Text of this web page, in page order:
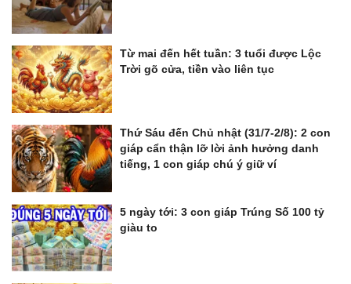
Từ mai đến hết tuần: 3 tuổi được Lộc
Trời gõ cửa, tiền vào liên tục
Thứ Sáu đến Chủ nhật (31/7-2/8): 2 con
giáp cẩn thận lỡ lời ảnh hưởng danh
tiếng, 1 con giáp chú ý giữ ví
5 ngày tới: 3 con giáp Trúng Số 100 tỷ
giàu to